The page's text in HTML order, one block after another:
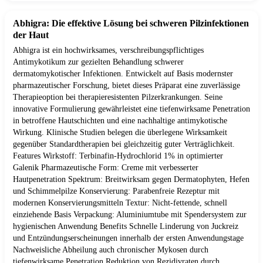
Abhigra: Die effektive Lösung bei schweren Pilzinfektionen
der Haut
Abhigra ist ein hochwirksames, verschreibungspflichtiges
Antimykotikum zur gezielten Behandlung schwerer
dermatomykotischer Infektionen. Entwickelt auf Basis modernster
pharmazeutischer Forschung, bietet dieses Präparat eine zuverlässige
Therapieoption bei therapieresistenten Pilzerkrankungen. Seine
innovative Formulierung gewährleistet eine tiefenwirksame Penetration
in betroffene Hautschichten und eine nachhaltige antimykotische
Wirkung. Klinische Studien belegen die überlegene Wirksamkeit
gegenüber Standardtherapien bei gleichzeitig guter Verträglichkeit.
Features Wirkstoff: Terbinafin-Hydrochlorid 1% in optimierter
Galenik Pharmazeutische Form: Creme mit verbesserter
Hautpenetration Spektrum: Breitwirksam gegen Dermatophyten, Hefen
und Schimmelpilze Konservierung: Parabenfreie Rezeptur mit
modernen Konservierungsmitteln Textur: Nicht-fettende, schnell
einziehende Basis Verpackung: Aluminiumtube mit Spendersystem zur
hygienischen Anwendung Benefits Schnelle Linderung von Juckreiz
und Entzündungserscheinungen innerhalb der ersten Anwendungstage
Nachweisliche Abheilung auch chronischer Mykosen durch